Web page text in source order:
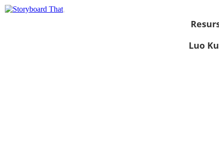
Luo